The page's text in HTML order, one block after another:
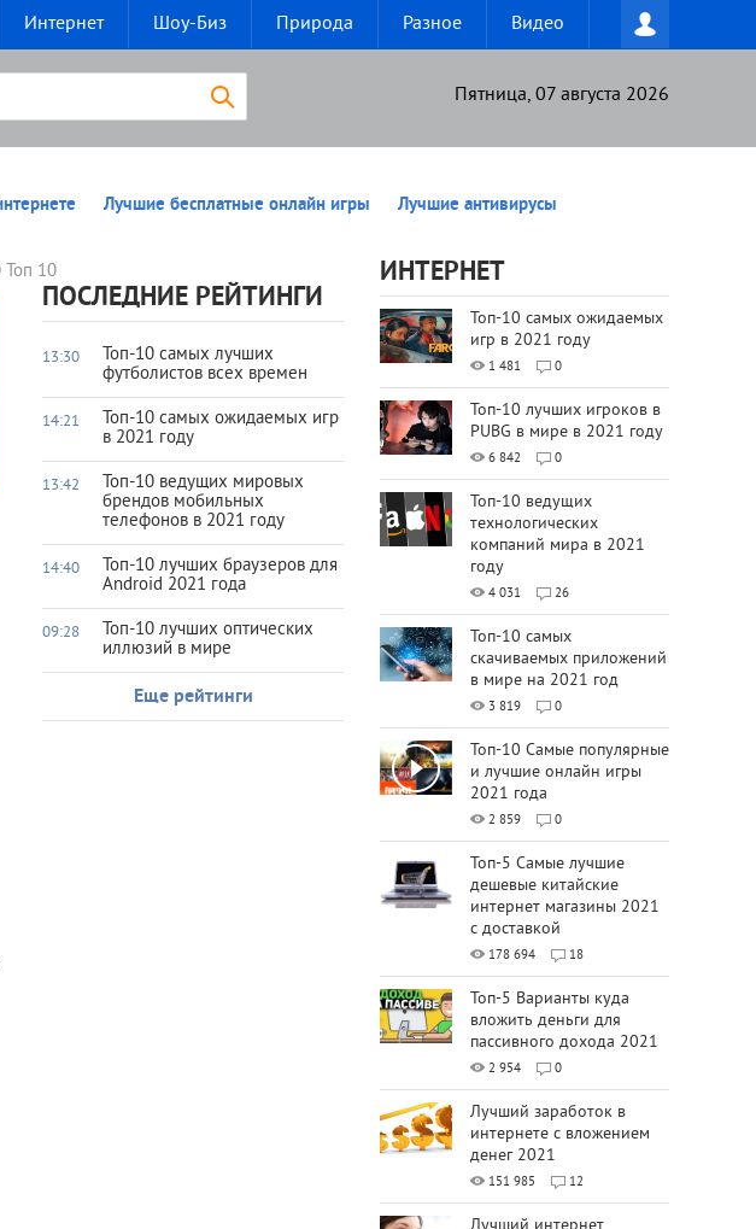
Интернет Шоу-Биз Природа Разное Видео
Пятница, 07 августа 2026
Лучшие бесплатные онлайн игры Лучшие антивирусы
10
ПОСЛЕДНИЕ РЕЙТИНГИ
13:30
Топ-10 самых лучших
футболистов всех времен
14:21
Топ-10 самых ожидаемых игр
в 2021 году
13:42
Топ-10 ведущих мировых
брендов мобильных
телефонов в 2021 году
14:40
Топ-10 лучших браузеров для
Android 2021 года
09:28
Топ-10 лучших оптических
иллюзий в мире
Еще рейтинги
ИНТЕРНЕТ
Топ-10 самых ожидаемых
игр в 2021 году
1 481 0
Топ-10 лучших игроков в
PUBG в мире в 2021 году
6 842 0
Топ-10 ведущих
технологических
компаний мира в 2021
году
4 031 26
Топ-10 самых
скачиваемых приложений
в мире на 2021 год
3 819 0
Топ-10 Самые популярные
и лучшие онлайн игры
2021 года
2 859 0
Топ-5 Самые лучшие
дешевые китайские
интернет магазины 2021
с доставкой
178 694 18
Топ-5 Варианты куда
вложить деньги для
пассивного дохода 2021
2 954 0
Лучший заработок в
интернете с вложением
денег 2021
151 985 12